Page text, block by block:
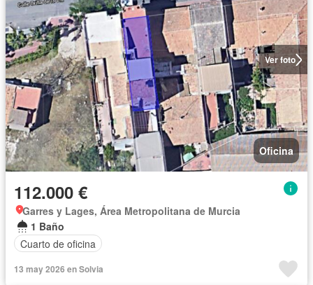
Ver foto
Oficina
112.000 €
Garres y Lages, Área Metropolitana de Murcia
1 Baño
Cuarto de oficina
13 may 2026 en Solvia